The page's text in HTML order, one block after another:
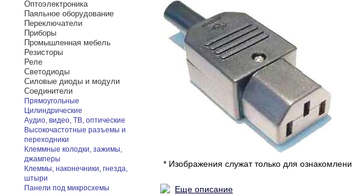
Оптоэлектроника
Паяльное оборудование
Переключатели
Приборы
Промышленная мебель
Резисторы
Реле
Светодиоды
Силовые диоды и модули
Соединители
Прямоугольные
Цилиндрические
Аудио, видео, ТВ, оптические
Высокочастотные разъемы и
переходники
Клеммные колодки, зажимы,
джамперы
Клеммы, наконечники, гнезда,
штыри
Панели под микросхемы
* Изображения служат только для
Еще описание